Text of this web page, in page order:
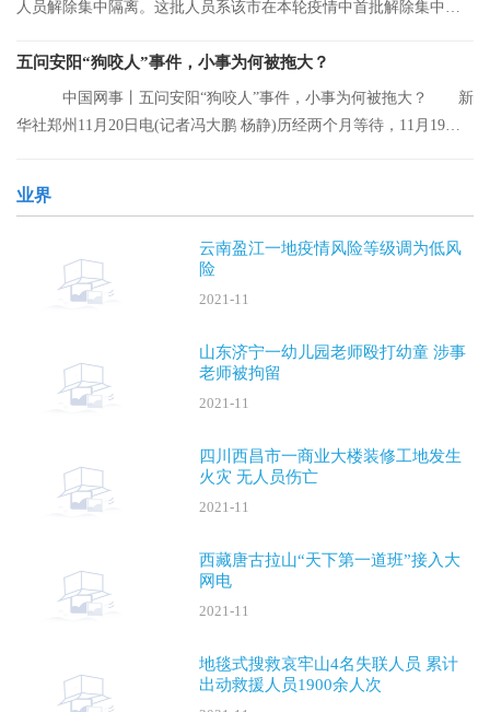
人员解除集中隔离。这批人员系该市在本轮疫情中首批解除集中隔
五问安阳“狗咬人”事件，小事为何被拖大？
中国网事丨五问安阳“狗咬人”事件，小事为何被拖大？ 新
华社郑州11月20日电(记者冯大鹏 杨静)历经两个月等待，11月19日
业界
云南盈江一地疫情风险等级调为低风
险
2021-11
山东济宁一幼儿园老师殴打幼童 涉事
老师被拘留
2021-11
四川西昌市一商业大楼装修工地发生
火灾 无人员伤亡
2021-11
西藏唐古拉山“天下第一道班”接入大
网电
2021-11
地毯式搜救哀牢山4名失联人员 累计
出动救援人员1900余人次